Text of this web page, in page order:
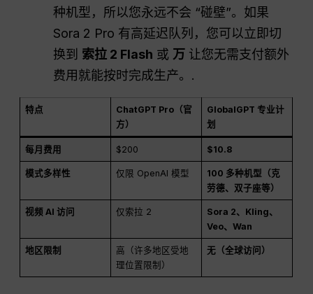
种机型，所以您永远不会 “碰壁”。如果
Sora 2 Pro 有高延迟队列，您可以立即切
换到 索拉 2 Flash 或 万 让您无需支付额外
费用就能按时完成生产。.
特点
ChatGPT Pro（官
方）
GlobalGPT 专业计
划
每月费用 $200 $10.8
模式多样性 仅限 OpenAI 模型
100 多种机型（克
劳德、双子座等）
视频 AI 访问 仅索拉 2
Sora 2、Kling、
Veo、Wan
地区限制
高（许多地区受地
理位置限制）
无（全球访问）